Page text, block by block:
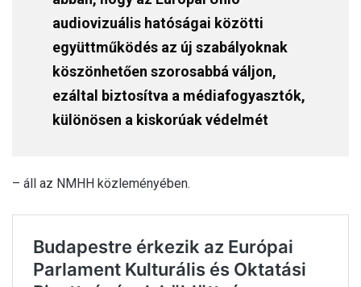
audiovizuális hatóságai közötti
együttműködés az új szabályoknak
köszönhetően szorosabbá váljon,
ezáltal biztosítva a médiafogyasztók,
különösen a kiskorúak védelmét
– áll az NMHH közleményében.